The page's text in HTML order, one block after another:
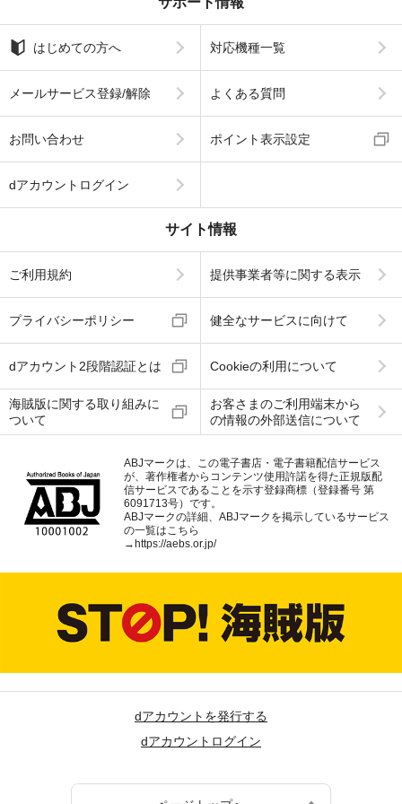
はじめての方へ 対応機種一覧
メールサービス登録/解除 よくある質問
お問い合わせ ポイント表示設定
dアカウントログイン
サイト情報
ご利用規約 提供事業者等に関する表示
プライバシーポリシー 健全なサービスに向けて
dアカウント2段階認証とは Cookieの利用について
海賊版に関する取り組みに
ついて
お客さまのご利用端末から
の情報の外部送信について
ABJマークは、この電子書店・電子書籍配信サービス
が、著作権者からコンテンツ使用許諾を得た正規版配
信サービスであることを示す登録商標（登録番号 第
6091713号）です。
ABJマークの詳細、ABJマークを掲示しているサービス
の一覧はこちら
→ https://aebs.or.jp/
dアカウントを発行する
dアカウントログイン